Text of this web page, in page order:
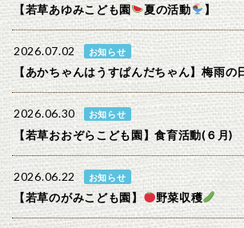
【若草あゆみこども園 夏の活動 】
2026.07.02 お知らせ
【あかちゃんはうすぱんだちゃん】梅雨の
2026.06.30 お知らせ
【若草おおぞらこども園】食育活動(６月)
2026.06.22 お知らせ
【若草のがみこども園】 野菜収穫